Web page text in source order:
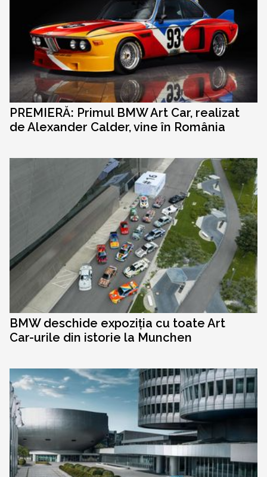
PREMIERĂ: Primul BMW Art Car, realizat
de Alexander Calder, vine în România
BMW deschide expoziția cu toate Art
Car-urile din istorie la Munchen